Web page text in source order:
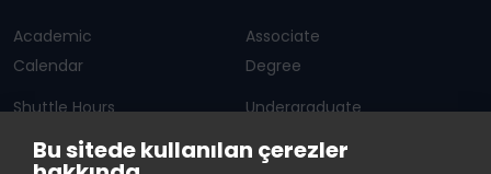
Bu sitede kullanılan çerezler
Academic
Calendar
Shuttle Hours
Announcements
Associate
Degree
Undergraduate
Graduate Programs